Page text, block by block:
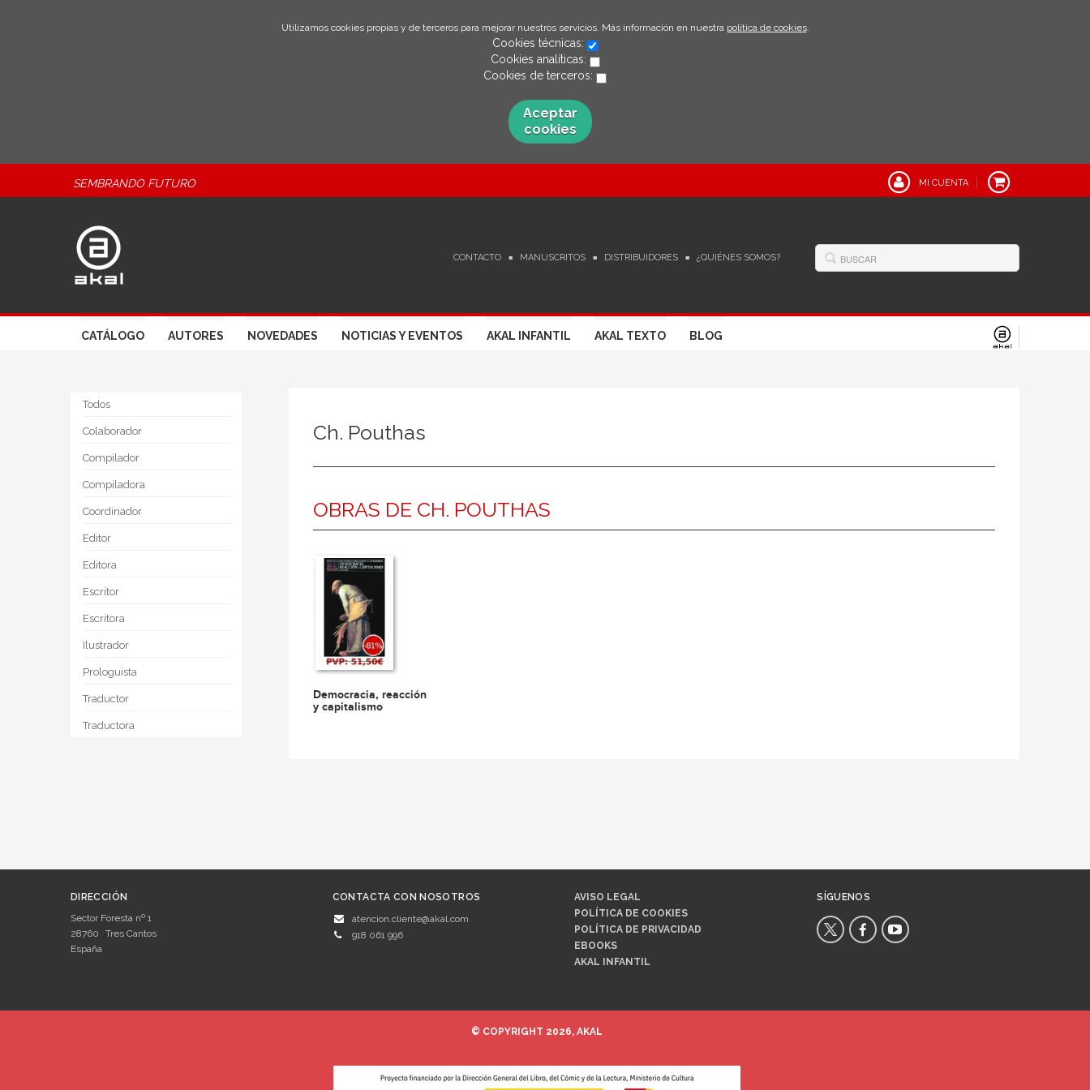
Utilizamos cookies propias y de terceros para mejorar nuestros servicios. Más información en nuestra política de cookies.
Cookies técnicas:
Cookies analíticas:
Cookies de terceros:
Aceptar
cookies
SEMBRANDO FUTURO MI CUENTA
CONTACTO MANUSCRITOS DISTRIBUIDORES ¿QUIÉNES SOMOS?
CATÁLOGO AUTORES NOVEDADES NOTICIAS Y EVENTOS AKAL INFANTIL AKAL TEXTO BLOG
Todos
Colaborador
Compilador
Compiladora
Coordinador
Editor
Editora
Escritor
Escritora
Ilustrador
Prologuista
Traductor
Traductora
Ch. Pouthas
OBRAS DE CH. POUTHAS
Democracia, reacción
y capitalismo
DIRECCIÓN
Sector Foresta nº 1
28760
Tres Cantos
España
CONTACTA CON NOSOTROS
atencion.cliente@akal.com
918 061 996
AVISO LEGAL
POLÍTICA DE COOKIES
POLÍTICA DE PRIVACIDAD
EBOOKS
AKAL INFANTIL
SÍGUENOS
© COPYRIGHT 2026, AKAL